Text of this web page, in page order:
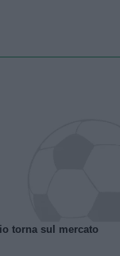
torna sul mercato